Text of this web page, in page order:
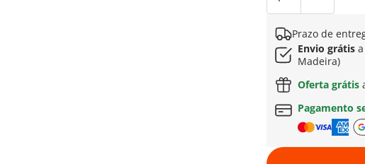
Prazo de
Envio grátisa
Madeira)
Oferta grátis
Pagamento